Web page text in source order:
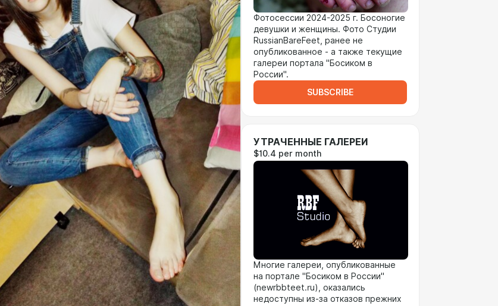
Фотосессии 2024-2025 г. Босоногие
девушки и женщины. Фото Студии
RussianBareFeet, ранее не
опубликованное - а также текущие
галереи портала "Босиком в
России".
SUBSCRIBE
УТРАЧЕННЫЕ ГАЛЕРЕИ
$10.4 per month
Многие галереи, опубликованные
на портале "Босиком в России"
(newrbbteet.ru), оказались
недоступны из-за отказов прежних